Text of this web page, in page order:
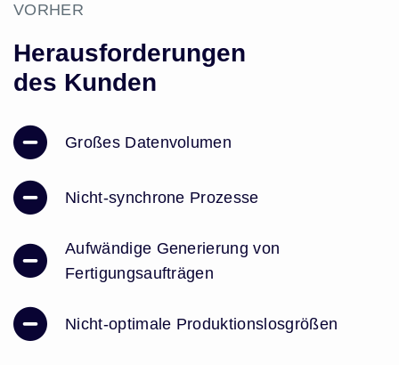
VORHER
Herausforderungen
des Kunden
Großes Datenvolumen
Nicht-synchrone Prozesse
Aufwändige Generierung von
Fertigungsaufträgen
Nicht-optimale Produktionslosgrößen